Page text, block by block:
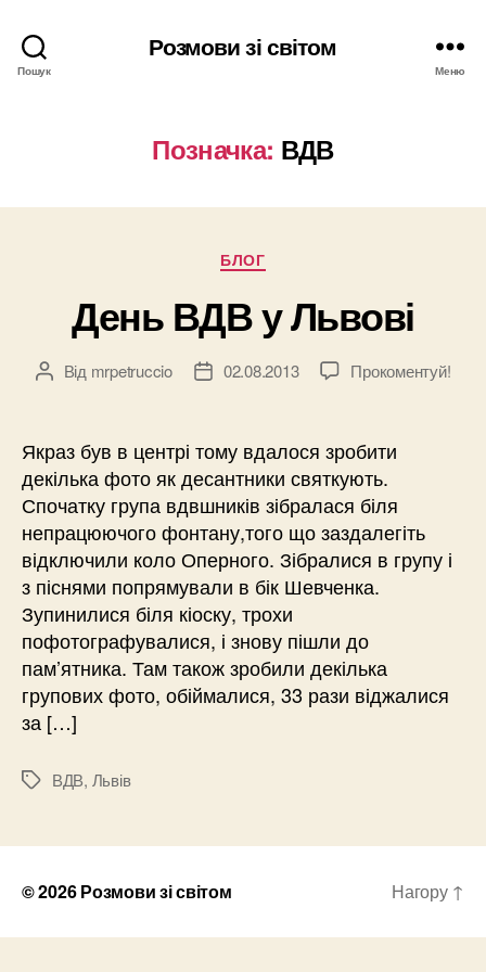
Пошук
Розмови зі світом
Меню
Позначка: ВДВ
Категорії
БЛОГ
День ВДВ у Львові
Автор
Від mrpetruccio
Дата02.08.2013 Прокоментуй!
Якраз був в центрі тому вдалося зробити
декілька фото як десантники святкують.
Спочатку група вдвшників зібралася біля
непрацюючого фонтану,того що заздалегіть
відключили коло Оперного. Зібралися в групу і
з піснями попрямували в бік Шевченка.
Зупинилися біля кіоску, трохи
пофотографувалися, і знову пішли до
пам’ятника. Там також зробили декілька
групових фото, обіймалися, 33 рази віджалися
за […]
Позначки
ВДВ, Львів
© 2026Розмови зі світом Нагору ↑